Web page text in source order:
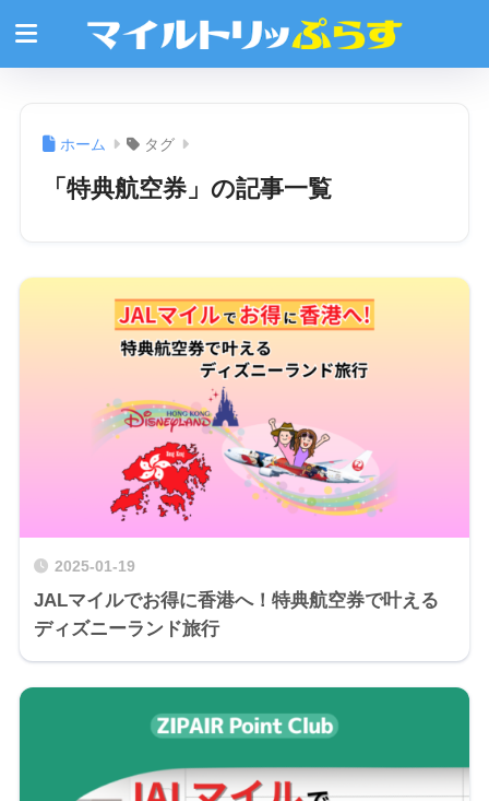
ホーム タグ
「特典航空券」の記事一覧
2025-01-19
JALマイルでお得に香港へ！特典航空券で叶える
ディズニーランド旅行